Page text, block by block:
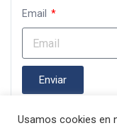
Email
Enviar
Usamos cookies en